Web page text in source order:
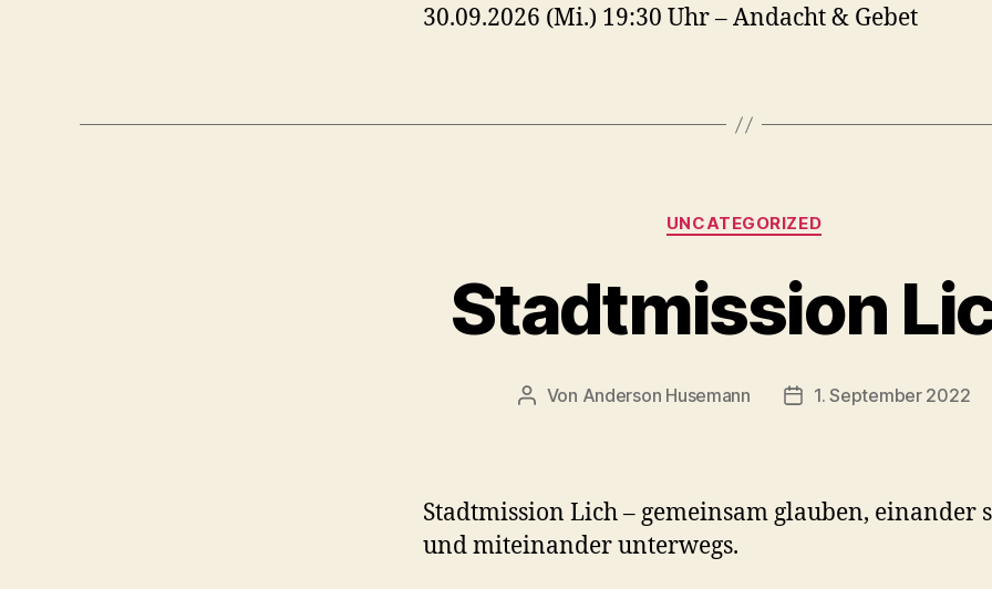
30.09.2026 (Mi.) 19:30 Uhr – Andacht & Gebet
Kategorien
UNCATEGORIZED
Stadtmission
Beitragsautor
Von Anderson Husemann Veröffentlichungsdatum
1. September 2022
Stadtmission Lich – gemeinsam glauben, einander
und miteinander unterwegs.